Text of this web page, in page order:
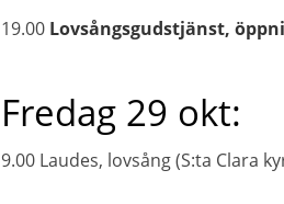
19.00 Lovsångsgudstjänst,
Fredag 29 okt:
9.00 Laudes, lovsång (S:ta Clara